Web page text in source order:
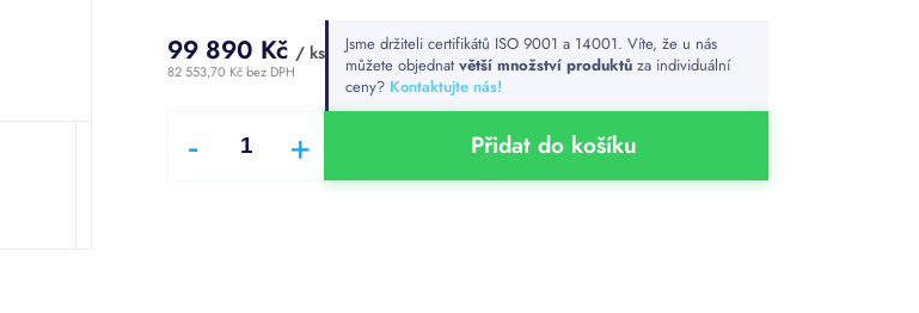
99 890 Kč / ks
82 553,70 Kč bez DPH
Jsme držiteli certifikátů ISO 9001 a 14001. Víte, že u nás
můžete objednat větší množství produktů za individuální
ceny? Kontaktujte nás!
Přidat do košíku